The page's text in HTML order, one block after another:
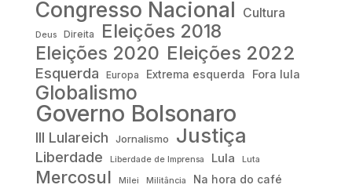
Congresso Nacional Cultura
Deus Direita Eleições 2018
Eleições 2020 Eleições 2022
Esquerda Europa Extrema esquerda Fora lula
Globalismo
Governo Bolsonaro
III Lulareich Jornalismo Justiça
Liberdade Liberdade de Imprensa Lula Luta
Mercosul Milei Militância Na hora do café